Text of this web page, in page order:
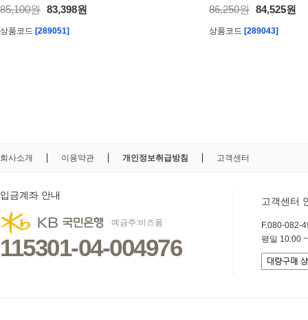
85,100원 83,398원
상품코드 [289051]
86,250원 84,525원
상품코드 [289043]
회사소개 이용약관 개인정보취급방침 고객센터
입금계좌 안내
예금주:비즈폼
115301-04-004976
고객센터
F.080-082-
평일 10:00